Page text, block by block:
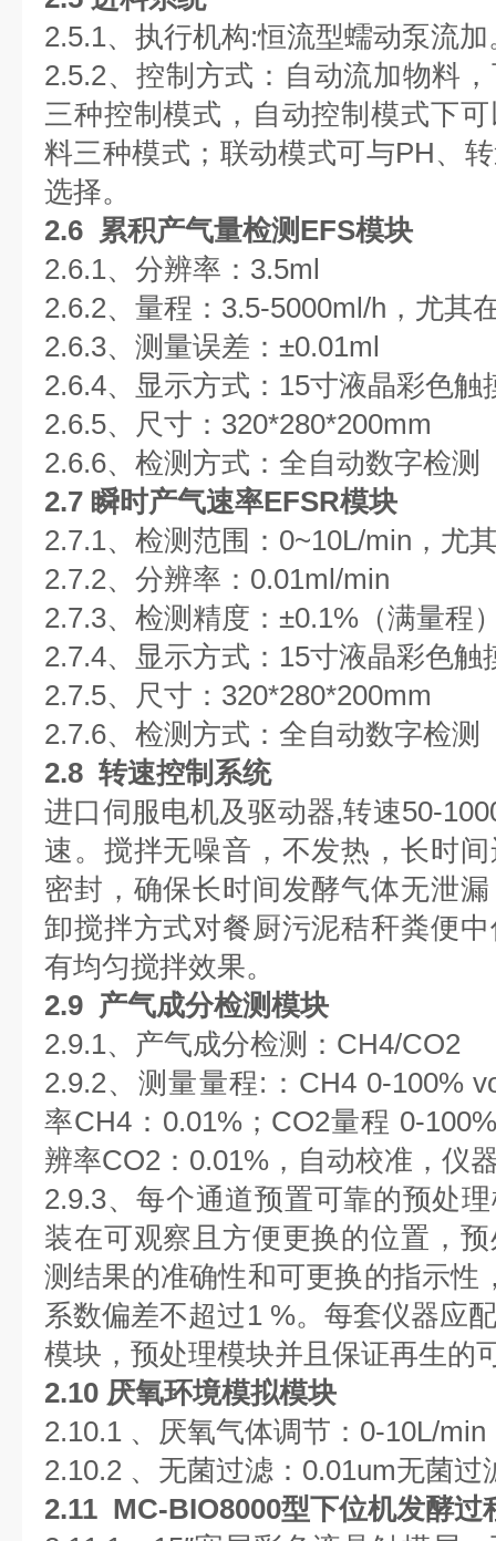
2.5.1、执行机构:恒流型蠕动泵流加
2.5.2、控制方式：自动流加物料
三种控制模式，自动控制模式下
料三种模式；联动模式可与PH、
选择。
2.6 累积产气量检测EFS模块
2.6.1、分辨率：3.5ml
2.6.2、量程：3.5-5000ml/h，尤其
2.6.3、测量误差：±0.01ml
2.6.4、显示方式：15寸液晶彩色触
2.6.5、尺寸：320*280*200mm
2.6.6、检测方式：全自动数字检测
2.7 瞬时产气速率EFSR模块
2.7.1、检测范围：0~10L/min，尤
2.7.2、分辨率：0.01ml/min
2.7.3、检测精度：±0.1%（满量程
2.7.4、显示方式：15寸液晶彩色触
2.7.5、尺寸：320*280*200mm
2.7.6、检测方式：全自动数字检测
2.8 转速控制系统
进口伺服电机及驱动器,转速50-
速。搅拌无噪音，不发热，长时
密封，确保长时间发酵气体无泄
卸搅拌方式对餐厨污泥秸秆粪便
有均匀搅拌效果。
2.9 产气成分检测模块
2.9.1、产气成分检测：CH4/CO2
2.9.2、测量量程:：CH4 0-100%
率CH4：0.01%；CO2量程 0-
辨率CO2：0.01%，自动校准，仪
2.9.3、每个通道预置可靠的预处
装在可观察且方便更换的位置，
测结果的准确性和可更换的指示性
系数偏差不超过1 %。每套仪器应
模块，预处理模块并且保证再生的
2.10 厌氧环境模拟模块
2.10.1 、厌氧气体调节：0-10L/
2.10.2 、无菌过滤：0.01um无菌过
2.11 MC-BIO8000型下位机发酵过